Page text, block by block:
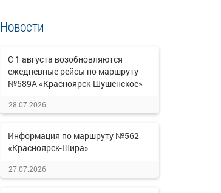
Новости
С 1 августа возобновляются
ежедневные рейсы по маршруту
№589А «Красноярск-Шушенское»
28.07.2026
Информация по маршруту №562
«Красноярск-Шира»
27.07.2026